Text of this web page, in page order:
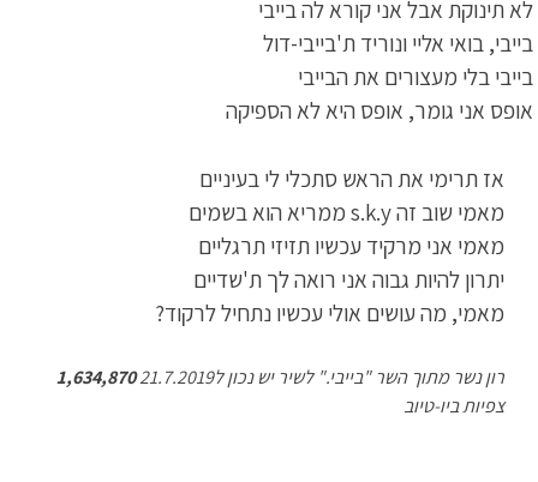
לא תינוקת אבל אני קורא לה בייבי
בייבי, בואי אליי ונוריד ת'בייבי-דול
בייבי בלי מעצורים את הבייבי
אופס אני גומר, אופס היא לא הספיקה
אז תרימי את הראש סתכלי לי בעיניים
מאמי שוב זה s.k.y ממריא הוא בשמים
מאמי אני מרקיד עכשיו תזיזי תרגליים
יתרון להיות גבוה אני רואה לך ת'שדיים
מאמי, מה עושים אולי עכשיו נתחיל לרקוד?
רון נשר מתוך השר "בייבי." לשיר יש נכון ל21.7.2019
1,634,870
צפיות ביו-טיוב